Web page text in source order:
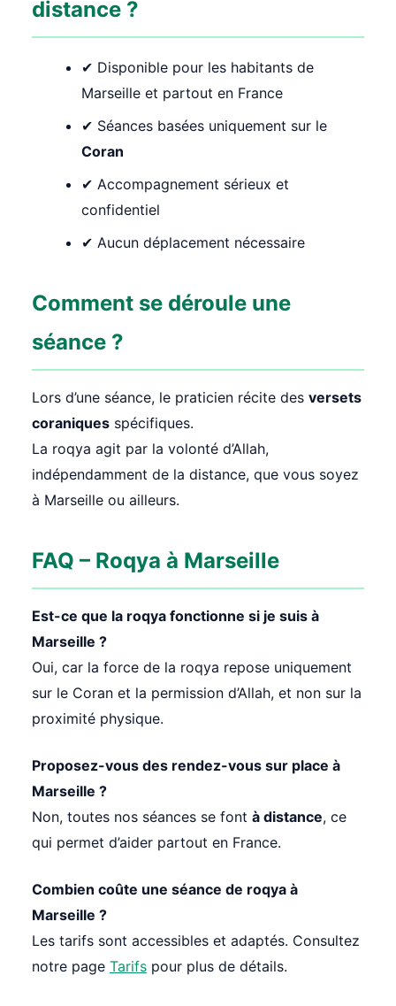
distance ?
✔ Disponible pour les habitants de
Marseille et partout en France
✔ Séances basées uniquement sur le
Coran
✔ Accompagnement sérieux et
confidentiel
✔ Aucun déplacement nécessaire
Comment se déroule une
séance ?
Lors d’une séance, le praticien récite des versets
coraniques spécifiques.
La roqya agit par la volonté d’Allah,
indépendamment de la distance, que vous soyez
à Marseille ou ailleurs.
FAQ – Roqya à Marseille
Est-ce que la roqya fonctionne si je suis à
Marseille ?
Oui, car la force de la roqya repose uniquement
sur le Coran et la permission d’Allah, et non sur la
proximité physique.
Proposez-vous des rendez-vous sur place à
Marseille ?
Non, toutes nos séances se font à distance, ce
qui permet d’aider partout en France.
Combien coûte une séance de roqya à
Marseille ?
Les tarifs sont accessibles et adaptés. Consultez
notre page Tarifs pour plus de détails.